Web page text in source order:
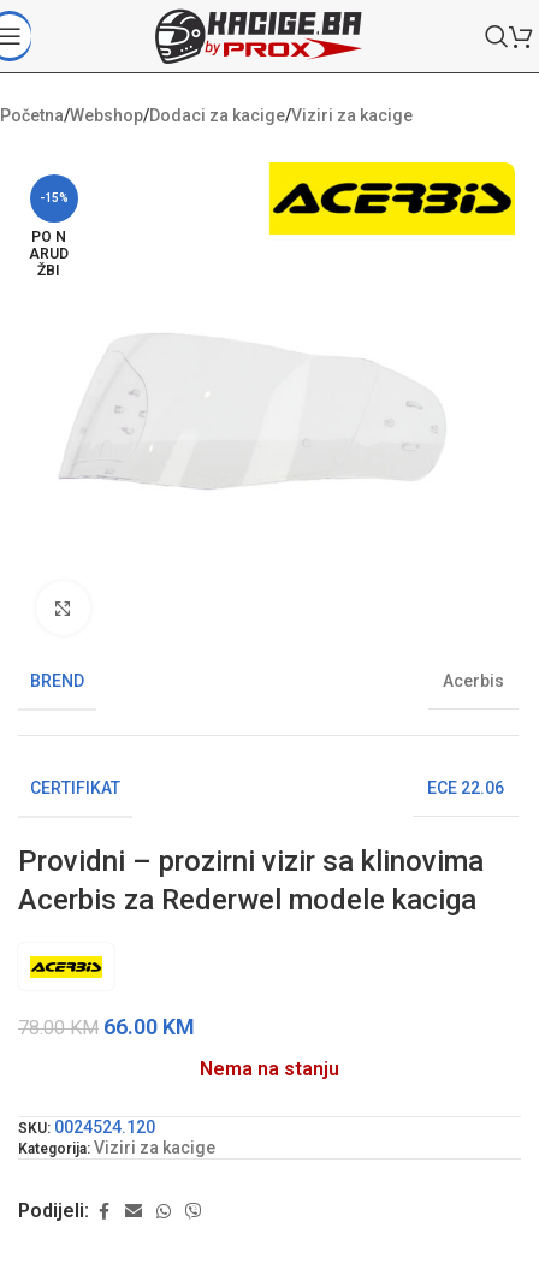
Početna/Webshop/Dodaci za kacige/Viziri za kacige
-15%
PO N
ARUD
ŽBI
BREND Acerbis
CERTIFIKAT ECE 22.06
Providni – prozirni vizir sa klinovima
Acerbis za Rederwel modele kaciga
78.00KM 66.00 KM
Nema na stanju
SKU: 0024524.120
Kategorija: Viziri za kacige
Podijeli: